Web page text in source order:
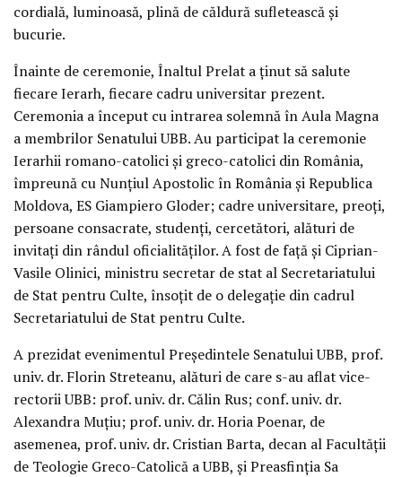
cordială, luminoasă, plină de căldură sufletească și
bucurie.
Înainte de ceremonie, Înaltul Prelat a ținut să salute
fiecare Ierarh, fiecare cadru universitar prezent.
Ceremonia a început cu intrarea solemnă în Aula Magna
a membrilor Senatului UBB. Au participat la ceremonie
Ierarhii romano-catolici și greco-catolici din România,
împreună cu Nunțiul Apostolic în România și Republica
Moldova, ES Giampiero Gloder; cadre universitare, preoți,
persoane consacrate, studenți, cercetători, alături de
invitați din rândul oficialităților. A fost de față și Ciprian-
Vasile Olinici, ministru secretar de stat al Secretariatului
de Stat pentru Culte, însoțit de o delegație din cadrul
Secretariatului de Stat pentru Culte.
A prezidat evenimentul Președintele Senatului UBB, prof.
univ. dr. Florin Streteanu, alături de care s-au aflat vice-
rectorii UBB: prof. univ. dr. Călin Rus; conf. univ. dr.
Alexandra Muțiu; prof. univ. dr. Horia Poenar, de
asemenea, prof. univ. dr. Cristian Barta, decan al Facultății
de Teologie Greco-Catolică a UBB, și Preasfinția Sa